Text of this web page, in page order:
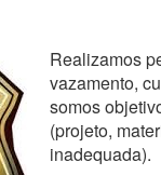
Realizamos
vazamento,
somos
(projeto,
inadequada).